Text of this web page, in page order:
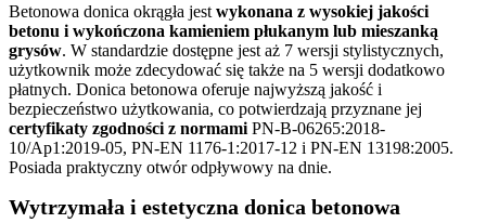
Betonowa donica okrągła jest wykonana z wysokiej jakości
betonu i wykończona kamieniem płukanym lub mieszanką
grysów. W standardzie dostępne jest aż 7 wersji stylistycznych,
użytkownik może zdecydować się także na 5 wersji dodatkowo
płatnych. Donica betonowa oferuje najwyższą jakość i
bezpieczeństwo użytkowania, co potwierdzają przyznane jej
certyfikaty zgodności z normami PN-B-06265:2018-
10/Ap1:2019-05, PN-EN 1176-1:2017-12 i PN-EN 13198:2005.
Posiada praktyczny otwór odpływowy na dnie.
Wytrzymała i estetyczna donica betonowa